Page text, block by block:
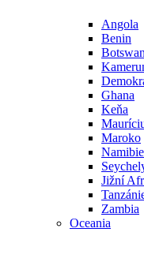
Angola
Benin
Ghana
Keňa
Maroko
Namibie
Jižní
Zambia
Oceania